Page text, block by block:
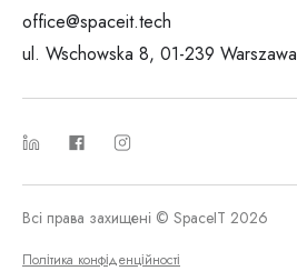
office@spaceit.tech
ul. Wschowska 8, 01-239 Warszawa
Всі права захищені © SpaceIT 2026
Політика конфіденційності